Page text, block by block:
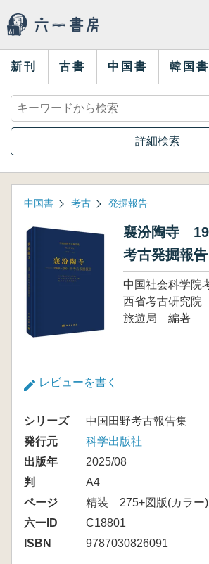
新刊 古書 中国書 韓国書
詳細検索
中国書 考古 発掘報告
襄汾陶寺
考古発掘報告
中国社会科学
西省考古研究
旅遊局 編著
レビューを書く
シリーズ
中国田野考古報告集
発行元
科学出版社
出版年
2025/08
判
A4
ページ
精装 275+図版(カラー
六一ID
C18801
ISBN
9787030826091